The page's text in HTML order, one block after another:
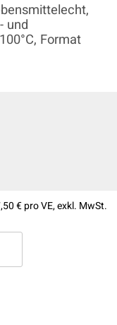
und
Format
€pro VE, exkl. MwSt.